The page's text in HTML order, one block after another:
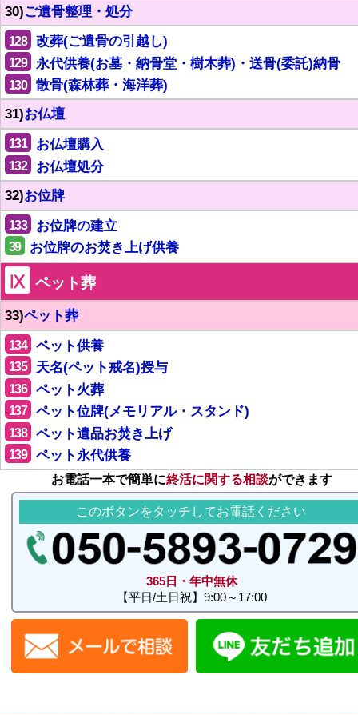
30)ご遺骨整理・処分
128 改葬(ご遺骨の引越し)
129 永代供養(お墓・納骨堂・樹木葬)・送骨(委託)納骨
130
散骨(森林葬・海洋葬)
31)お仏壇
131 お仏壇購入
132
お仏壇処分
32)お位牌
133 お位牌の建立
39 お位牌のお焚き上げ供養
Ⅸ ペット葬
33)ペット葬
134 ペット供養
135 天名(ペット戒名)授与
136 ペット火葬
137 ペット位牌(メモリアル・スタンド)
138 ペット遺品お焚き上げ
139 ペット永代供養
お電話一本で簡単に終活に関する相談ができます
このボタンをタッチしてお電話ください
365日・年中無休
【平日/土日祝】9:00～17:00